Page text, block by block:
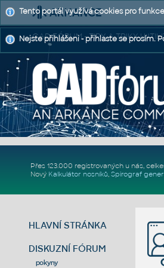
CAD FÓRUM - TIPY A TRIKY |
Přes 123.000 registrovaných u nás,
Nový Kalkulátor nosníků, Spirograf
HLAVNÍ STRÁNKA
DISKUZNÍ FÓRUM
pokyny
Tento portál využívá cookies pro
Nejste přihlášeni - přihlaste se prosím.